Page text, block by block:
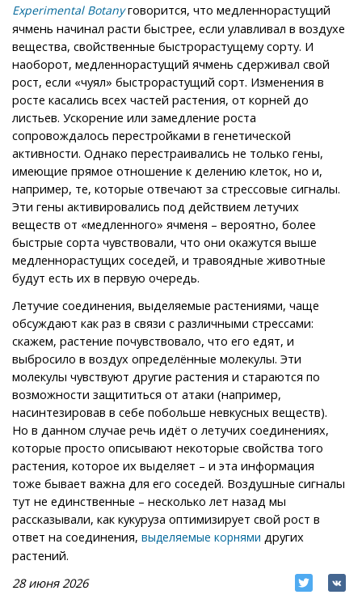
Experimental Botanyговорится, что медленнорастущий
ячмень начинал расти быстрее, если улавливал в воздухе
вещества, свойственные быстрорастущему сорту. И
наоборот, медленнорастущий ячмень сдерживал свой
рост, если «чуял» быстрорастущий сорт. Изменения в
росте касались всех частей растения, от корней до
листьев. Ускорение или замедление роста
сопровождалось перестройками в генетической
активности. Однако перестраивались не только гены,
имеющие прямое отношение к делению клеток, но и,
например, те, которые отвечают за стрессовые сигналы.
Эти гены активировались под действием летучих
веществ от «медленного» ячменя – вероятно, более
быстрые сорта чувствовали, что они окажутся выше
медленнорастущих соседей, и травоядные животные
будут есть их в первую очередь.
Летучие соединения, выделяемые растениями, чаще
обсуждают как раз в связи с различными стрессами:
скажем, растение почувствовало, что его едят, и
выбросило в воздух определённые молекулы. Эти
молекулы чувствуют другие растения и стараются по
возможности защититься от атаки (например,
насинтезировав в себе побольше невкусных веществ).
Но в данном случае речь идёт о летучих соединениях,
которые просто описывают некоторые свойства того
растения, которое их выделяет – и эта информация
тоже бывает важна для его соседей. Воздушные сигналы
тут не единственные – несколько лет назад мы
рассказывали, как кукуруза оптимизирует свой рост в
ответ на соединения, выделяемые корнями других
растений.
28 июня 2026